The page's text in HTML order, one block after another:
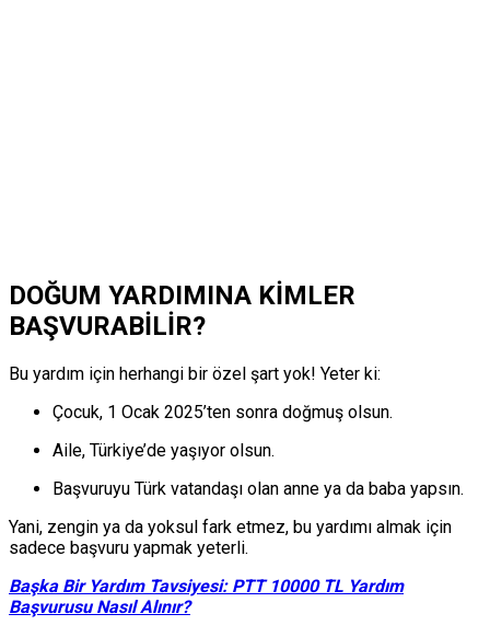
DOĞUM YARDIMINA KİMLER
BAŞVURABİLİR?
Bu yardım için herhangi bir özel şart yok! Yeter ki:
Çocuk, 1 Ocak 2025’ten sonra doğmuş olsun.
Aile, Türkiye’de yaşıyor olsun.
Başvuruyu Türk vatandaşı olan anne ya da baba yapsın.
Yani, zengin ya da yoksul fark etmez, bu yardımı almak için
sadece başvuru yapmak yeterli.
Başka Bir Yardım Tavsiyesi: PTT 10000 TL Yardım
Başvurusu Nasıl Alınır?